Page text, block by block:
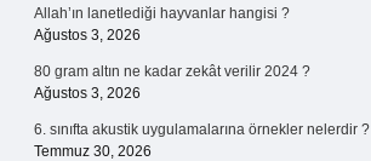
Allah’ın lanetlediği hayvanlar hangisi ?
Ağustos 3, 2026
80 gram altın ne kadar zekât verilir 2024 ?
Ağustos 3, 2026
6. sınıfta akustik uygulamalarına örnekler nelerdir ?
Temmuz 30, 2026